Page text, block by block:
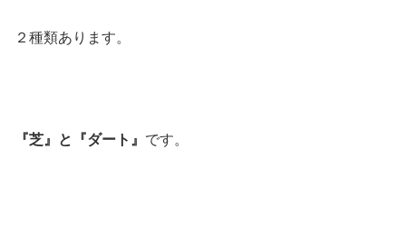
２種類あります。
『芝』と『ダート』 です。